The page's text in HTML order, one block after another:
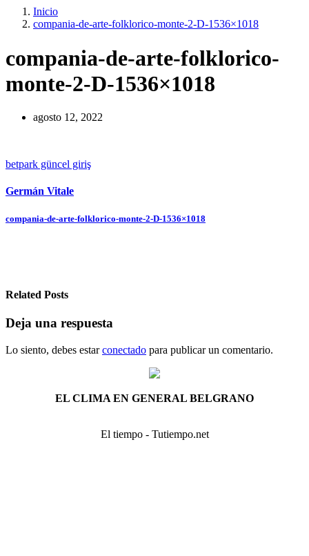
Inicio
compania-de-arte-folklorico-monte-2-D-1536×1018
compania-de-arte-folklorico-
monte-2-D-1536×1018
agosto 12, 2022
betpark güncel giriş
Germán Vitale
Navegación
compania-de-arte-folklorico-monte-2-D-1536×1018
Related Posts
Deja una respuesta
Lo siento, debes estarconectado para publicar un comentario.
EL CLIMA EN GENERAL BELGRANO
El tiempo - Tutiempo.net